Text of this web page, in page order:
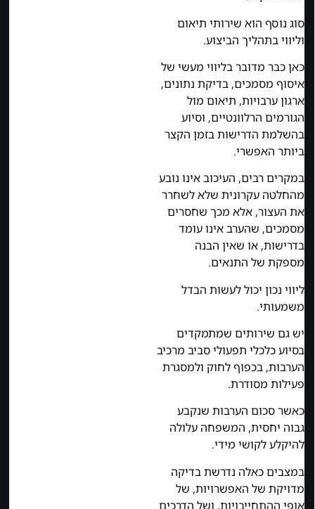
סוג נוסף הוא שירותי תיאום
וליווי בתהליך הביצוע.
כאן כבר מדובר בליווי מעשי של
איסוף מסמכים, בדיקת נתונים,
ארגון ערבויות, תיאום מול
הגורמים הרלוונטיים, וסיוע
בהשלמת הדרישות בזמן הקצר
ביותר האפשרי.
במקרים רבים, העיכוב אינו נובע
מהחלטה עקרונית שלא לשחרר
את העצור, אלא מכך שחסרים
מסמכים, שהערב אינו עומד
בדרישות, או שאין הבנה
מספקת של התנאים.
ליווי נכון יכול לעשות הבדל
משמעותי.
יש גם שירותים שמתמקדים
בסיוע כלכלי תפעולי סביב מרכיב
הערבות, בכפוף לחוק ולמסגרת
פעילות מסודרת.
כאשר סכום הערבות שנקבע
גבוה יחסית, המשפחה עלולה
להיקלע לקושי מידי.
במצבים כאלה נדרשת בדיקה
מדויקת של האפשרויות, של
אופי ההתחייבויות, ושל הדרכים